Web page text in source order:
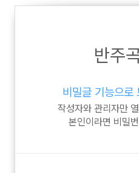
반주
비밀글 기능으로
작성자와 관리자만
본인이라면 비밀